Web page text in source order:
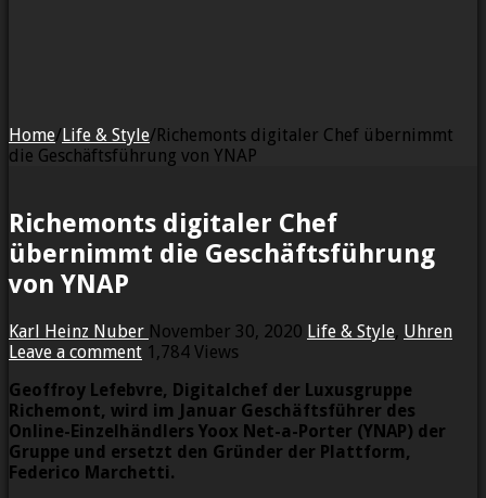
Home/Life & Style/Richemonts digitaler Chef übernimmt
die Geschäftsführung von YNAP
Richemonts digitaler Chef
übernimmt die Geschäftsführung
von YNAP
Karl Heinz Nuber November 30, 2020 Life & Style, Uhren
Leave a comment 1,784 Views
Geoffroy Lefebvre, Digitalchef der Luxusgruppe
Richemont, wird im Januar Geschäftsführer des
Online-Einzelhändlers Yoox Net-a-Porter (YNAP) der
Gruppe und ersetzt den Gründer der Plattform,
Federico Marchetti.